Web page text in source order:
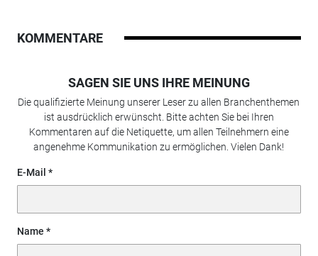
KOMMENTARE
SAGEN SIE UNS IHRE MEINUNG
Die qualifizierte Meinung unserer Leser zu allen Branchenthemen
ist ausdrücklich erwünscht. Bitte achten Sie bei Ihren
Kommentaren auf die Netiquette, um allen Teilnehmern eine
angenehme Kommunikation zu ermöglichen. Vielen Dank!
E-Mail
Name